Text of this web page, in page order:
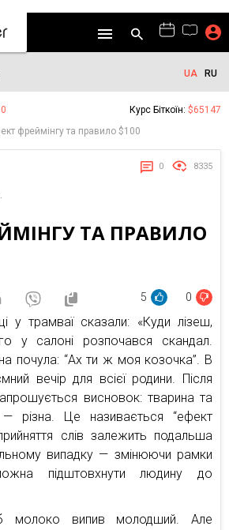
UA RU
Курс Біткоїн: $65147
фреймінгу та правило $100
0 8335
ТА ПРАВИЛО
5 0
у трамваї сказали: «Куди лізеш,
у салоні розпочався скандал.
почула: “Ах ти ж моя козочка”. В
вечір для всієї родини. Після
висновок: тварина та
різна. Це називається “ефект
слів залежить подальша
випадку — змінюючи рамки
підштовхнути людину до
випив молодший. Але